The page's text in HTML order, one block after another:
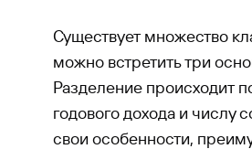
Существует множество
можно встретить три
Разделение происходит
годового дохода и числу
свои особенности,